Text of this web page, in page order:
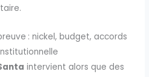
: nickel, budget, accords
intervient alors que des